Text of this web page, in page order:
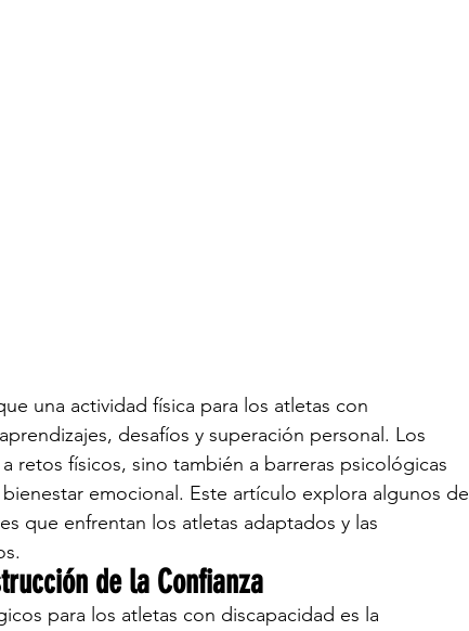
una actividad física para los atletas con
desafíos y superación personal. Los
retos físicos, sino también a barreras psicológicas
emocional. Este artículo explora algunos de
que enfrentan los atletas adaptados y las
de la Confianza
para los atletas con discapacidad es la